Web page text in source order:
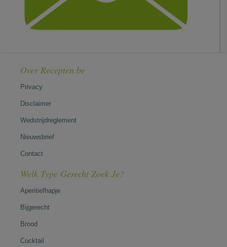
Over Recepten.be
Privacy
Disclaimer
Wedstrijdreglement
Nieuwsbrief
Contact
Welk Type Gerecht Zoek Je?
Aperitiefhapje
Bijgerecht
Brood
Cocktail